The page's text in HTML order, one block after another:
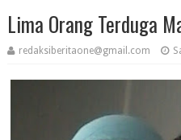
Lima Orang Terduga
redaksiberitaone@gmail.com